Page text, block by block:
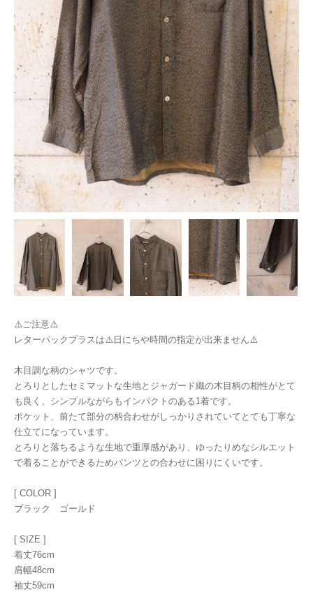
⚠️ご注意⚠️
レターパックプラスは⚠️日にちや時間の指定が出来ません⚠️
木目調な柄のシャツです。
とろりとしたセミマットな生地とジャガード織の木目柄の相性がとて
も良く、シンプルながらもインパクトのある1着です。
ポケット、前たて部分の柄合わせがしっかりされていてとても丁寧な
仕立てになっています。
とろりと落ちるような生地で重厚感があり、ゆったりめなシルエット
で着ることができるためパンツとの合わせに困りにくいです。
[ COLOR ]
ブラック ゴールド
[ SIZE ]
着丈76cm
肩幅48cm
袖丈59cm